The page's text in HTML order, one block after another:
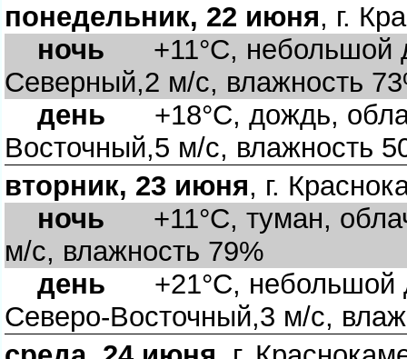
понедельник, 22 июня, г.
ночь +11°C, небольшой
Северный,2 м/с, влажность
день +18°C, дождь,
осточный,5 м/с, влажность
торник, 23 июня, г.
ночь +11°C, туман,
м/с, влажность 79%
день +21°C, небольшой
Северо-Восточный,3 м/с,